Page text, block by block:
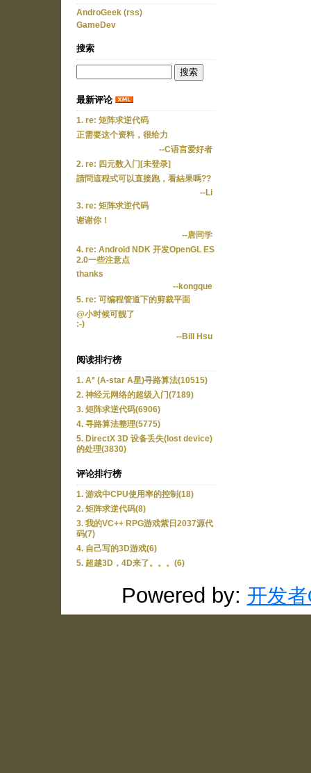
AndroGeek (rss)
GameDev
搜索
最新评论
1. re: 矩阵求逆代码
正需要这个资料，很给力
--C语言爱好者
2. re: 四元数入门[未登录]
請問這程式可以直接跑，看結果嗎??
--Li
3. re: 矩阵求逆代码
谢谢你！
--唐同学
4. re: Android NDK 开发OpenGL ES
2.0一些注意点
thanks
--kongque
5. re: 可编程管道下的剪裁平面
@小时候可靓了
:-)
--Bill Hsu
阅读排行榜
1. A* (A-star A星)寻路算法(10515)
2. 神经元网络的超级入门(7189)
3. 矩阵求逆代码(6906)
4. 寻路算法整理(5775)
5. DirectX 3D 设备丢失(lost device)
的处理(3830)
评论排行榜
1. 游戏中CPU使用率的控制(18)
2. 矩阵求逆代码(8)
3. 我的VC++ RPG游戏紫日2037源代
码(7)
4. 自己写的3D游戏(6)
5. 超越3D，4D来了。。。(6)
Powered by: 开发